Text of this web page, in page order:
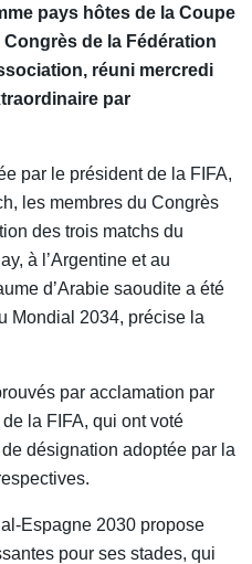
pays hôtes de la Coupe
de la Fédération
réuni mercredi
par
par le président de la FIFA,
les membres du Congrès
des trois matchs du
à l’Argentine et au
d’Arabie saoudite a été
Mondial 2034, précise la
par acclamation par
la FIFA, qui ont voté
désignation adoptée par la
Espagne 2030 propose
pour ses stades, qui